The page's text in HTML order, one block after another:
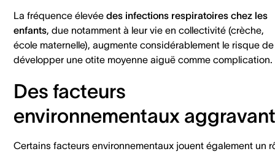
La fréquence élevée des infections respiratoires chez les
enfants, due notamment à leur vie en collectivité (crèche,
école maternelle), augmente considérablement le risque de
développer une otite moyenne aiguë comme complication.
Des facteurs
environnementaux
Certains facteurs environnementaux jouent également un